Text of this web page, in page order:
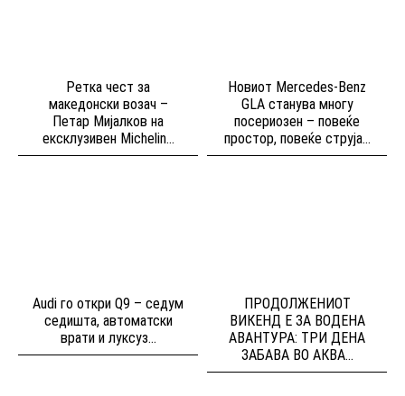
Ретка чест за
македонски возач –
Петар Мијалков на
ексклузивен Michelin...
Новиот Mercedes-Benz
GLA станува многу
посериозен – повеќе
простор, повеќе струја...
Audi го откри Q9 – седум
седишта, автоматски
врати и луксуз...
ПРОДОЛЖЕНИОТ
ВИКЕНД Е ЗА ВОДЕНА
АВАНТУРА: ТРИ ДЕНА
ЗАБАВА ВО АКВА...